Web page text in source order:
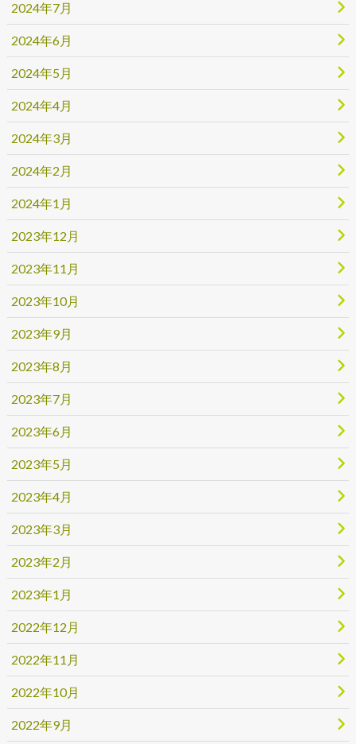
2024年7月
2024年6月
2024年5月
2024年4月
2024年3月
2024年2月
2024年1月
2023年12月
2023年11月
2023年10月
2023年9月
2023年8月
2023年7月
2023年6月
2023年5月
2023年4月
2023年3月
2023年2月
2023年1月
2022年12月
2022年11月
2022年10月
2022年9月